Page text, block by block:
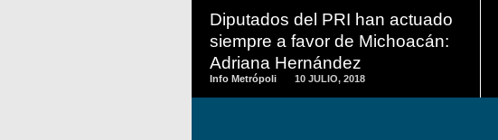
Diputados del PRI han actuado
siempre a favor de Michoacán:
Adriana Hernández
Info Metrópoli 10 JULIO, 2018